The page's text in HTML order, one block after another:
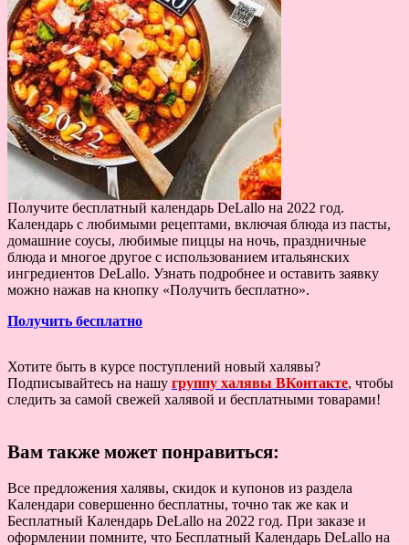
Получите бесплатный календарь DeLallo на 2022 год.
Календарь с любимыми рецептами, включая блюда из пасты,
домашние соусы, любимые пиццы на ночь, праздничные
блюда и многое другое с использованием итальянских
ингредиентов DeLallo. Узнать подробнее и оставить заявку
можно нажав на кнопку «Получить бесплатно».
Получить бесплатно
Хотите быть в курсе поступлений новый халявы?
Подписывайтесь на нашу группу халявы ВКонтакте, чтобы
следить за самой свежей халявой и бесплатными товарами!
Вам также может понравиться:
Все предложения халявы, скидок и купонов из раздела
Календари совершенно бесплатны, точно так же как и
Бесплатный Календарь DeLallo на 2022 год. При заказе и
оформлении помните, что Бесплатный Календарь DeLallo на